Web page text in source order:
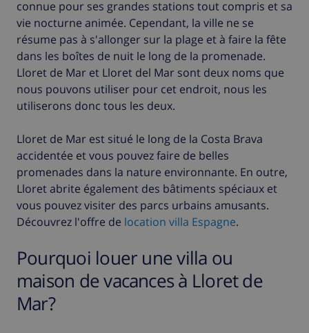
connue pour ses grandes stations tout compris et sa
vie nocturne animée. Cependant, la ville ne se
résume pas à s'allonger sur la plage et à faire la fête
dans les boîtes de nuit le long de la promenade.
Lloret de Mar et Lloret del Mar sont deux noms que
nous pouvons utiliser pour cet endroit, nous les
utiliserons donc tous les deux.
Lloret de Mar est situé le long de la Costa Brava
accidentée et vous pouvez faire de belles
promenades dans la nature environnante. En outre,
Lloret abrite également des bâtiments spéciaux et
vous pouvez visiter des parcs urbains amusants.
Découvrez l'offre de location villa Espagne.
Pourquoi louer une villa ou
maison de vacances à Lloret de
Mar?